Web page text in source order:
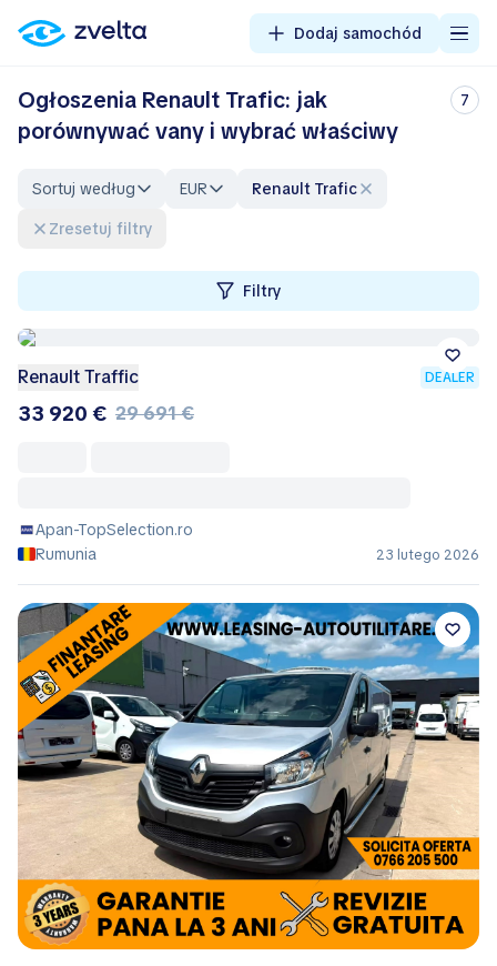
Dodaj samochód
Ogłoszenia Renault Trafic: jak
porównywać vany i wybrać właściwy
7
Sortuj według EUR
Renault Trafic
Zresetuj filtry
Filtry
Renault Traffic DEALER
33 920 € 29 691 €
Apan-TopSelection.ro
Rumunia
23 lutego 2026